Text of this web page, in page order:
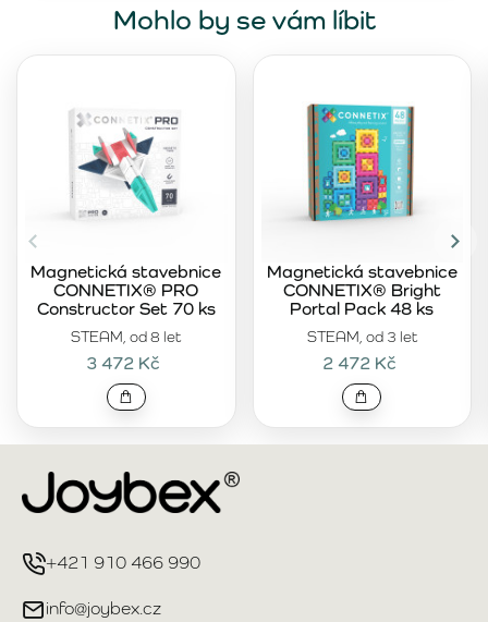
Mohlo by se vám líbit
STEAM, od 8 let
Magnetická stavebnice
CONNETIX® PRO
Constructor Set 70 ks
3 472 Kč
STEAM, od 3 let
Magnetická stavebnice
CONNETIX® Bright
Portal Pack 48 ks
2 472 Kč
+421 910 466 990
info@joybex.cz